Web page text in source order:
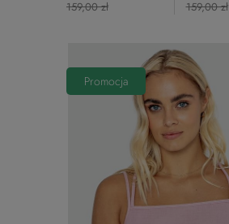
159,00 zł
159,00 zł
Promocja